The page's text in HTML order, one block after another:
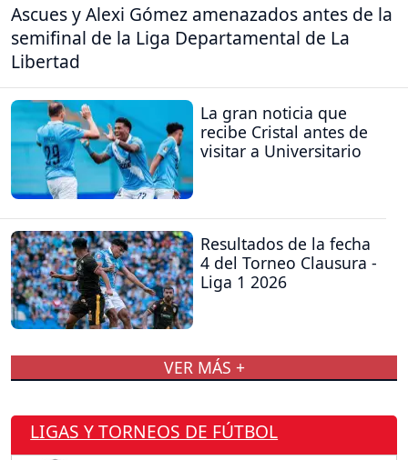
Ascues y Alexi Gómez amenazados antes de la
semifinal de la Liga Departamental de La
Libertad
La gran noticia que
recibe Cristal antes de
visitar a Universitario
Resultados de la fecha
4 del Torneo Clausura -
Liga 1 2026
VER MÁS +
LIGAS Y TORNEOS DE FÚTBOL